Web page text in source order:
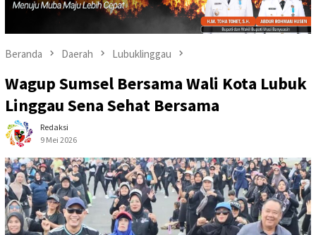
Beranda Daerah Lubuklinggau
Wagup Sumsel Bersama Wali Kota Lubuk
Linggau Sena Sehat Bersama
Redaksi
9 Mei 2026